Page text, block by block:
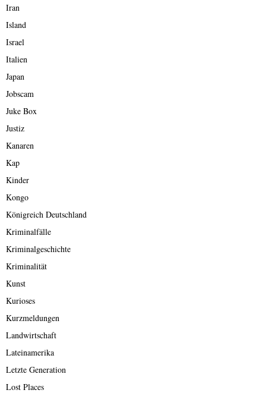
Iran
Island
Israel
Italien
Japan
Jobscam
Juke Box
Justiz
Kanaren
Kap
Kinder
Kongo
Königreich Deutschland
Kriminalfälle
Kriminalgeschichte
Kriminalität
Kunst
Kurioses
Kurzmeldungen
Landwirtschaft
Lateinamerika
Letzte Generation
Lost Places